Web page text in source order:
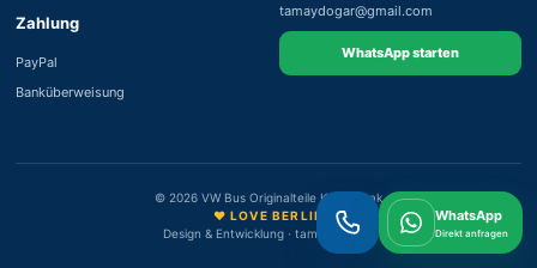
Zahlung
PayPal
Banküberweisung
tamaydogar@gmail.com
WhatsApp starten
© 2026 VW Bus Originalteile Karabacak
♥ LOVE BERLIN
Design & Entwicklung · tamayweb.de
WhatsApp
Direkt anfragen